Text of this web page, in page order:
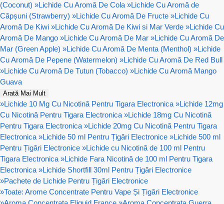
(Coconut) »Lichide Cu Aromă De Cola »Lichide Cu Aromă de
Căpșuni (Strawberry) »Lichide Cu Aromă De Fructe »Lichide Cu
Aromă De Kiwi »Lichide Cu Aromă De Kiwi si Mar Verde »Lichide Cu
Aromă De Mango »Lichide Cu Aromă De Mar »Lichide Cu Aromă De
Mar (Green Apple) »Lichide Cu Aromă De Menta (Menthol) »Lichide
Cu Aromă De Pepene (Watermelon) »Lichide Cu Aromă De Red Bull
»Lichide Cu Aromă De Tutun (Tobacco) »Lichide Cu Aromă Mango
Guava
Arată Mai Mult
»Lichide 10 Mg Cu Nicotină Pentru Tigara Electronica »Lichide 12mg
Cu Nicotină Pentru Tigara Electronica »Lichide 18mg Cu Nicotină
Pentru Tigara Electronica »Lichide 20mg Cu Nicotină Pentru Tigara
Electronica »Lichide 50 ml Pentru Țigări Electronice »Lichide 500 ml
Pentru Țigări Electronice »Lichide cu Nicotină de 100 ml Pentru
Tigara Electronica »Lichide Fara Nicotină de 100 ml Pentru Tigara
Electronica »Lichide Shortfill 30ml Pentru Țigări Electronice
»Pachete de Lichide Pentru Țigări Electronice
»Toate: Arome Concentrate Pentru Vape Și Țigări Electronice